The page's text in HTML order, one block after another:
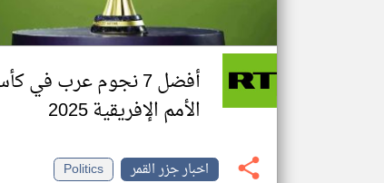
أفضل 7 نجوم عرب في
الأمم الإفريقية 2025
اخبار جزر القمر
Politics